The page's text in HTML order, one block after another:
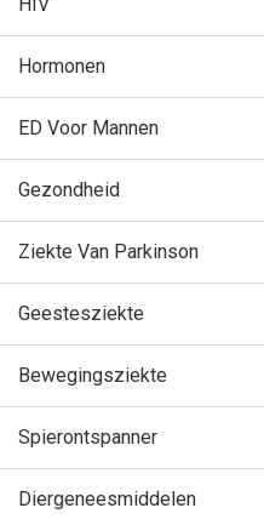
Hormonen
ED Voor Mannen
Gezondheid
Ziekte Van Parkinson
Geestesziekte
Bewegingsziekte
Spierontspanner
Diergeneesmiddelen